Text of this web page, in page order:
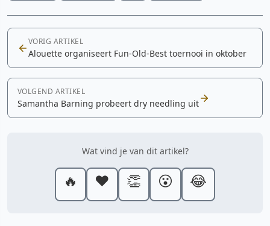
VORIG ARTIKEL
Alouette organiseert Fun-Old-Best toernooi in oktober
VOLGEND ARTIKEL
Samantha Barning probeert dry needling uit
Wat vind je van dit artikel?
🔥 ❤️ 👏 😮 😂